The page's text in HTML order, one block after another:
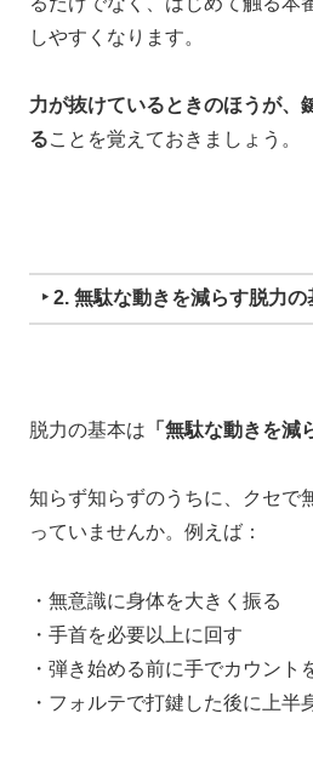
しやすくなります。
力が抜けているときのほうが、
ることを覚えておきましょう。
‣ 2. 無駄な動きを減らす脱力の
脱力の基本は 「無駄な動きを減
知らず知らずのうちに、
クセで
っていませんか。 例えば：
・無意識に身体を大きく振る
・手首を必要以上に回す
・弾き始める前に手でカウント
・フォルテで打鍵した後に上半